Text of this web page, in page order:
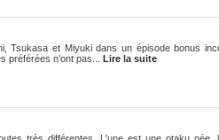
Tsukasa et Miyuki dans un épisode bonus
préférées n’ont pas... Lire la suite